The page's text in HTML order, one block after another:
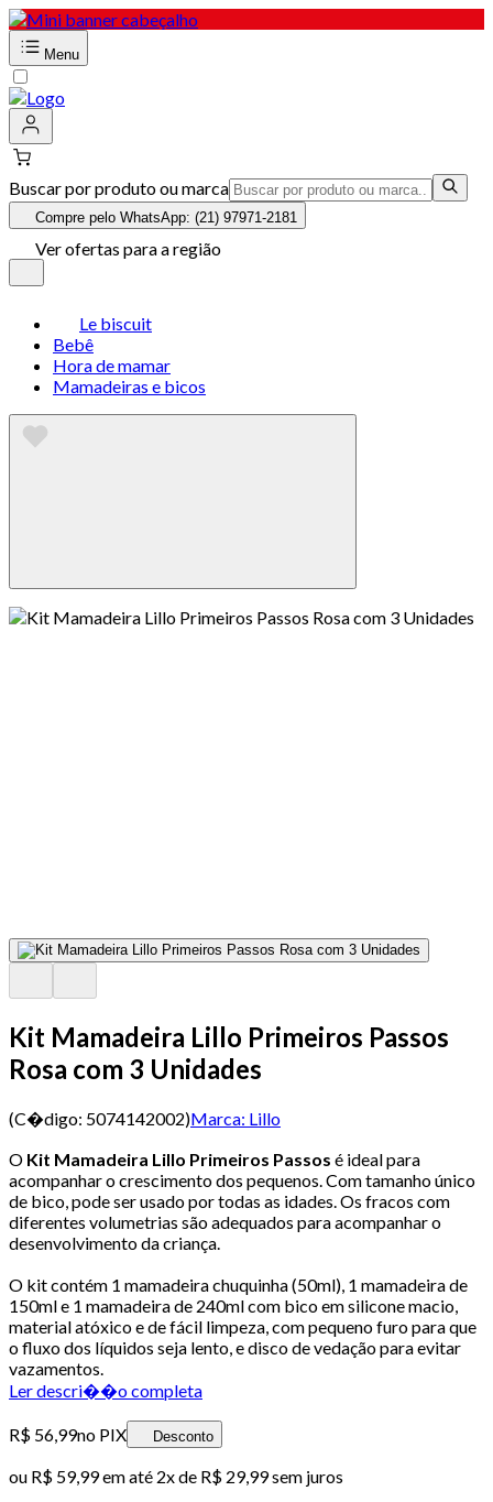
Menu
Buscar por produto ou marca
Compre pelo WhatsApp: (21) 97971-2181
Ver ofertas para a região
Le biscuit
Bebê
Hora de mamar
Mamadeiras e bicos
Kit Mamadeira Lillo Primeiros Passos
Rosa com 3 Unidades
(C�digo: 5074142002)Marca: Lillo
O Kit Mamadeira Lillo Primeiros Passos é ideal para
acompanhar o crescimento dos pequenos. Com tamanho único
de bico, pode ser usado por todas as idades. Os fracos com
diferentes volumetrias são adequados para acompanhar o
desenvolvimento da criança.
O kit contém 1 mamadeira chuquinha (50ml), 1 mamadeira de
150ml e 1 mamadeira de 240ml com bico em silicone macio,
material atóxico e de fácil limpeza, com pequeno furo para que
o fluxo dos líquidos seja lento, e disco de vedação para evitar
vazamentos.
Ler descri��o completa
R$ 56,99no PIX Desconto
ou R$ 59,99em até 2x de R$ 29,99 sem juros